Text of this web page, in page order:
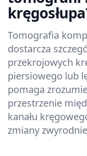
Tomografia
dostarcza
przekrojowych
piersiowego lub
pomaga
przestrzenie
kanału
zmiany